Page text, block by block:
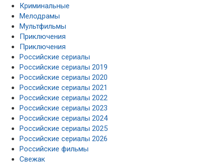
Криминальные
Мелодрамы
Мультфильмы
Приключения
Приключения
Российские сериалы
Российские сериалы 2019
Российские сериалы 2020
Российские сериалы 2021
Российские сериалы 2022
Российские сериалы 2023
Российские сериалы 2024
Российские сериалы 2025
Российские сериалы 2026
Российские фильмы
Свежак